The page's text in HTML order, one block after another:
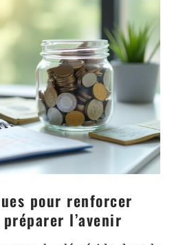
pour renforcer
l’avenir